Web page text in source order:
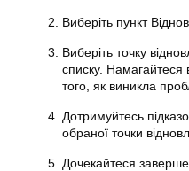
Виберіть пункт
Виберіть точку
списку. Намагайтеся
того, як виникла
Дотримуйтесь
обраної точки
Дочекайтеся